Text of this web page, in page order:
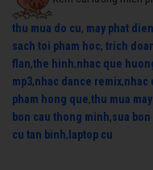
thu mua do cu, may phat
sach toi pham hoc, trich
flan,the hinh,nhac que
mp3,nhac dance remix,nhac
pham hong que,thu mua
bon cau thong minh,sua
cu tan binh, laptop cu